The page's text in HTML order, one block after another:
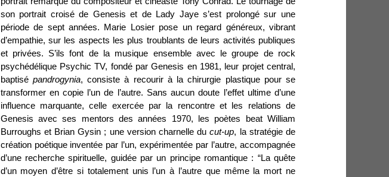
son portrait croisé de Genesis et de Lady Jaye s’est prolongé sur une
période de sept années. Marie Losier pose un regard généreux, vibrant
d’empathie, sur les aspects les plus troublants de leurs activités publiques
et privées. S’ils font de la musique ensemble avec le groupe de rock
psychédélique Psychic TV, fondé par Genesis en 1981, leur projet central,
baptisé pandrogynia, consiste à recourir à la chirurgie plastique pour se
transformer en copie l’un de l’autre. Sans aucun doute l’effet ultime d’une
influence marquante, celle exercée par la rencontre et les relations de
Genesis avec ses mentors des années 1970, les poètes beat William
Burroughs et Brian Gysin ; une version charnelle ducut-up, la stratégie de
création poétique inventée par l’un, expérimentée par l’autre, accompagnée
d’une recherche spirituelle, guidée par un principe romantique : “La quête
d’un moyen d’être si totalement unis l’un à l’autre que même la mort ne